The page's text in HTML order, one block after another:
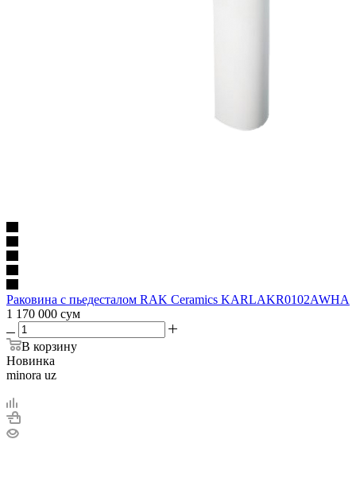
Раковина с пьедесталом RAK Ceramics KARLAKR0102AWHA
1 170 000 сум
В корзину
Новинка
minora uz